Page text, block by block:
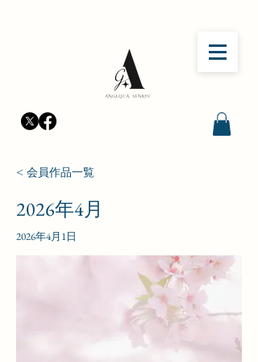
< 会員作品一覧
2026年4月
2026年4月1日